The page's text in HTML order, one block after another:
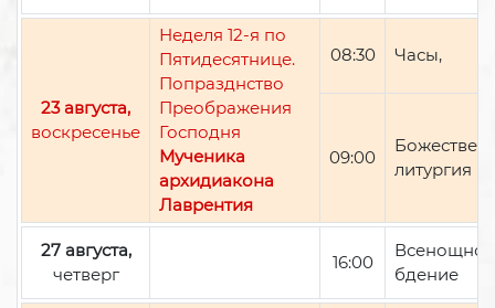
23 августа,
воскресенье
Неделя 12-я по
Пятидесятнице.
Попразднство
Преображения
Господня
Мученика
архидиакона
Лаврентия
08:30 Часы,
09:00
литургия
27 августа,
четверг
16:00
Всенощное
бдение